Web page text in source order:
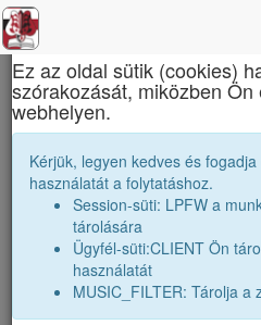
Apáczai Csere
Babos Timea
×
Ez az oldal sütik (cookies)
szórakozását, miközben
webhelyen.
Kérjük, legyen kedves és
használatát a folytatáshoz.
Session-süti: LPFW a
tárolására
Ügyfél-süti:CLIENT Ön
használatát
MUSIC_FILTER: Tárolja a